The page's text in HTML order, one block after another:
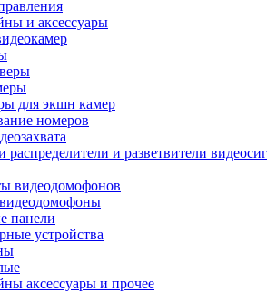
и аксессуары
для экшн камер
номеров
распределители и разветвители
видеодомофонов
панели
устройства
аксессуары и прочее